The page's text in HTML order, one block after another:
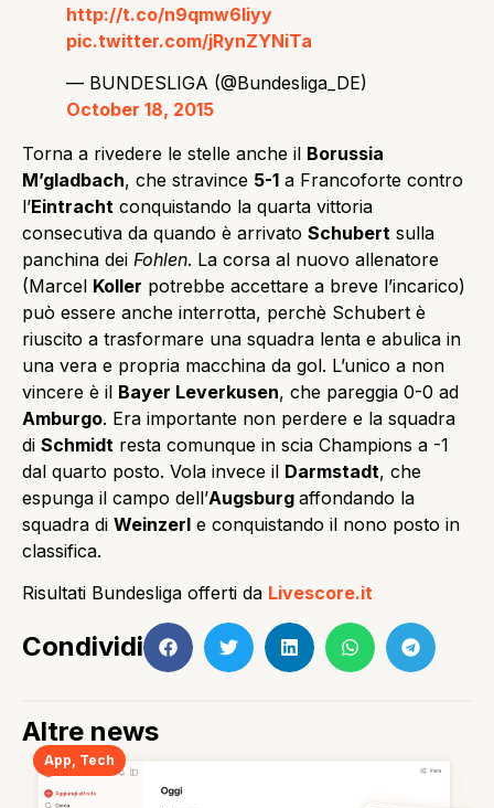
http://t.co/n9qmw6Iiyy
pic.twitter.com/jRynZYNiTa
— BUNDESLIGA (@Bundesliga_DE)
October 18, 2015
Torna a rivedere le stelle anche il Borussia
M’gladbach, che stravince 5-1 a Francoforte contro
l’Eintracht conquistando la quarta vittoria
consecutiva da quando è arrivato Schubert sulla
panchina dei Fohlen. La corsa al nuovo allenatore
(Marcel Koller potrebbe accettare a breve l’incarico)
può essere anche interrotta, perchè Schubert è
riuscito a trasformare una squadra lenta e abulica in
una vera e propria macchina da gol. L’unico a non
vincere è il Bayer Leverkusen, che pareggia 0-0 ad
Amburgo. Era importante non perdere e la squadra
di Schmidt resta comunque in scia Champions a -1
dal quarto posto. Vola invece il Darmstadt, che
espunga il campo dell’Augsburg affondando la
squadra di Weinzerl e conquistando il nono posto in
classifica.
Risultati Bundesliga offerti da Livescore.it
Condividi
Altre news
App Tech